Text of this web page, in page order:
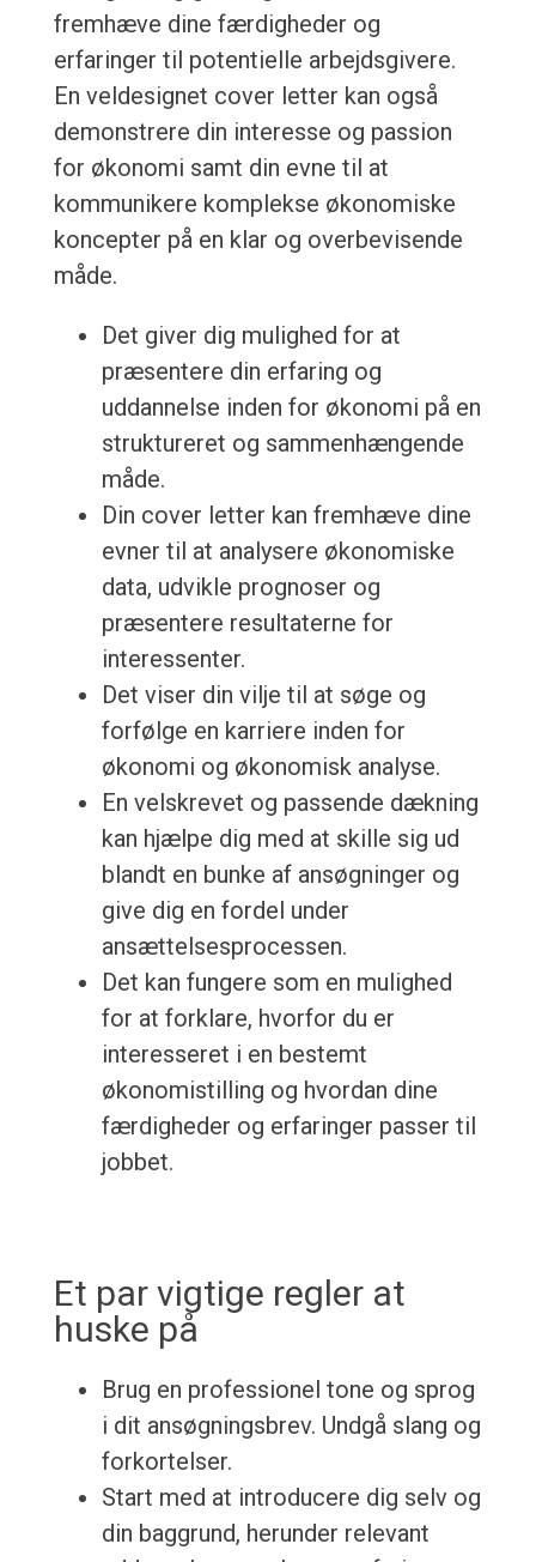
fremhæve dine færdigheder og
erfaringer til potentielle arbejdsgivere.
En veldesignet cover letter kan også
demonstrere din interesse og passion
for økonomi samt din evne til at
kommunikere komplekse økonomiske
koncepter på en klar og overbevisende
måde.
Det giver dig mulighed for at
præsentere din erfaring og
uddannelse inden for økonomi på en
struktureret og sammenhængende
måde.
Din cover letter kan fremhæve dine
evner til at analysere økonomiske
data, udvikle prognoser og
præsentere resultaterne for
interessenter.
Det viser din vilje til at søge og
forfølge en karriere inden for
økonomi og økonomisk analyse.
En velskrevet og passende dækning
kan hjælpe dig med at skille sig ud
blandt en bunke af ansøgninger og
give dig en fordel under
ansættelsesprocessen.
Det kan fungere som en mulighed
for at forklare, hvorfor du er
interesseret i en bestemt
økonomistilling og hvordan dine
færdigheder og erfaringer passer til
jobbet.
Et par vigtige regler at
huske på
Brug en professionel tone og sprog
i dit ansøgningsbrev. Undgå slang og
forkortelser.
Start med at introducere dig selv og
din baggrund, herunder relevant